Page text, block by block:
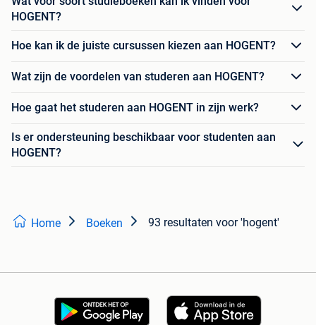
HOGENT?
Hoe kan ik de juiste cursussen kiezen aan HOGENT?
Wat zijn de voordelen van studeren aan HOGENT?
Hoe gaat het studeren aan HOGENT in zijn werk?
Is er ondersteuning beschikbaar voor studenten aan
HOGENT?
Home Boeken 93 resultaten voor 'hogent'